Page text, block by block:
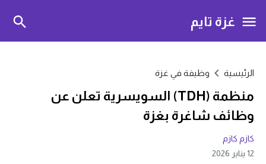
غزة تايم
الرئيسية وظيفة في غزة
منظمة (TDH) السويسرية تعلن عن
وظائف شاغرة بغزة
كازم كازم
12 يناير 2026